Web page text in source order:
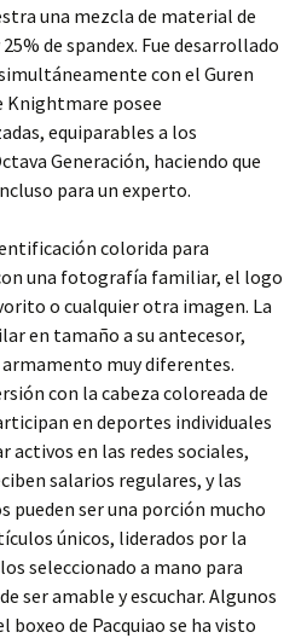
una mezcla de material de
de spandex. Fue desarrollado
con el Guren
Knightmare posee
equiparables a los
Generación, haciendo que
para un experto.
colorida para
una fotografía familiar, el logo
o cualquier otra imagen. La
en tamaño a su antecesor,
muy diferentes.
con la cabeza coloreada de
en deportes individuales
activos en las redes sociales,
salarios regulares, y las
pueden ser una porción mucho
únicos, liderados por la
seleccionado a mano para
ser amable y escuchar. Algunos
de Pacquiao se ha visto